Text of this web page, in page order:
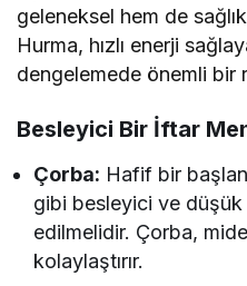
geleneksel hem de sağlık
Hurma, hızlı enerji
dengelemede önemli bir
Besleyici Bir İftar
Çorba: Hafif bir
gibi besleyici ve
edilmelidir. Çorba,
kolaylaştırır.